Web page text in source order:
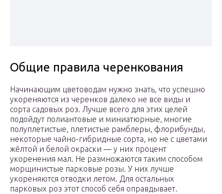
Общие правила черенкования
Начинающим цветоводам нужно знать, что успешно
укореняются из черенков далеко не все виды и
сорта садовых роз. Лучше всего для этих целей
подойдут полиантовые и миниатюрные, многие
полуплетистые, плетистые рамблеры, флорибунды,
некоторые чайно-гибридные сорта, но не с цветами
жёлтой и белой окраски — у них процент
укоренения мал. Не размножаются таким способом
морщинистые парковые розы. У них лучше
укореняются отводки летом. Для остальных
парковых роз этот способ себя оправдывает.